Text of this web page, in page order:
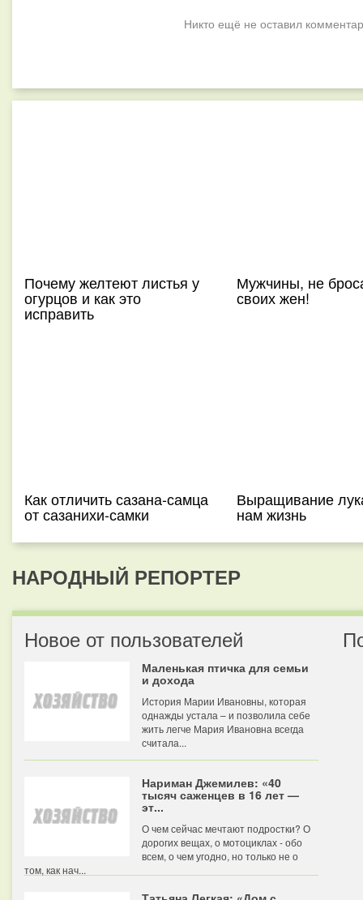
Никто ещё не оставил
Почему желтеют листья у
огурцов и как это
исправить
Мужчины, не
своих жен!
Как отличить сазана-самца
от сазанихи-самки
Выращивание
нам жизнь
НАРОДНЫЙ РЕПОРТЕР
Новое от пользователей
Маленькая птичка для семьи
и дохода
История Марии Ивановны, которая
однажды устала – и позволила себе
жить легче Мария Ивановна всегда
считала...
Нариман Джемилев: «40
тысяч саженцев в 16 лет —
эт...
О чем сейчас мечтают подростки? О
дорогих вещах, о мотоциклах - обо
всем, о чем угодно, но только не о
том, как нач...